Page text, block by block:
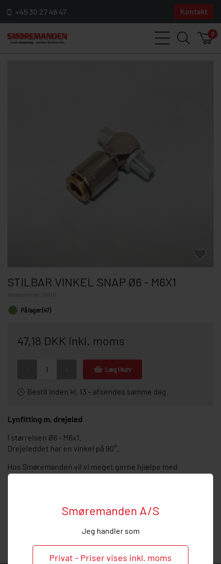
Smøremanden A/S
Jeg handler som
Privat - Priser vises inkl. moms
+45 30 27 46 47 Kontakt
0
STILBAR VINKEL SNAP Ø6 - M6X1
106111
På lager (47)
47,18 DKK inkl. moms
Læg i kurv
Bestil inden kl. 13 – afsendes samme dag.
Lynfitting m. drejeled
I størrelsen Ø6 - M6x1.
Drejeleddet har en vinkel på 90°.
Hos Smøremanden vil vi meget gerne hjælpe med
vejledning, så
Vi tilbyder alt indenfor service af smøresystemer og kan
give dig en kompetent rådgivning indenfor installation og
service af centralsmøring.